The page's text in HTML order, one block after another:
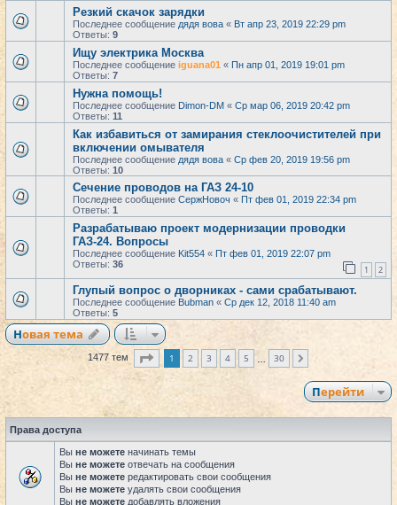
Резкий скачок зарядки
Последнее сообщение дядя вова « Вт апр 23, 2019 22:29 pm
Ответы: 9
Ищу электрика Москва
Последнее сообщение iguana01 « Пн апр 01, 2019 19:01 pm
Ответы: 7
Нужна помощь!
Последнее сообщение Dimon-DM « Ср мар 06, 2019 20:42 pm
Ответы: 11
Как избавиться от замирания стеклоочистителей при
включении омывателя
Последнее сообщение дядя вова « Ср фев 20, 2019 19:56 pm
Ответы: 10
Сечение проводов на ГАЗ 24-10
Последнее сообщение СержНовоч « Пт фев 01, 2019 22:34 pm
Ответы: 1
Разрабатываю проект модернизации проводки
ГАЗ-24. Вопросы
Последнее сообщение Kit554 « Пт фев 01, 2019 22:07 pm
Ответы: 36 1 2
Глупый вопрос о дворниках - сами срабатывают.
Последнее сообщение Bubman « Ср дек 12, 2018 11:40 am
Ответы: 5
Новая тема
1477 тем Страница из
1 2 3 4 5 30
Перейти
Права доступа
Вы не можете начинать темы
Вы не можете отвечать на сообщения
Вы не можете редактировать свои сообщения
Вы не можете удалять свои сообщения
Вы не можете добавлять вложения